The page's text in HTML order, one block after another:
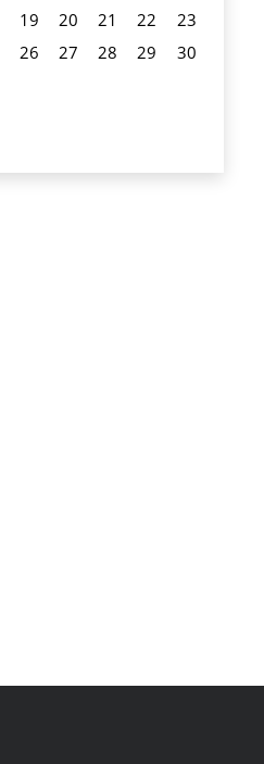
19 20 21 22
23
26 27 28 29
30